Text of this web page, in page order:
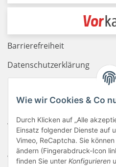
Wie wir Cookies & Co
Durch Klicken auf „Alle
Einsatz folgender Dienste auf
Vimeo, ReCaptcha. Sie
ändern (Fingerabdruck-Icon
finden Sie unter Konfigurieren
Barrierefreiheit
Datenschutzerklärung
Newsletter
AGB
Kontakt
Widerrufsrecht